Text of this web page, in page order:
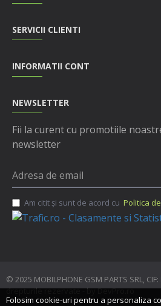
SERVICII CLIENTI
INFORMATII CONT
NEWSLETTER
Fii la curent cu promotiile
newsletter
Am citit şi sunt de acord cu Politica
© 2025 MOBILPHONE GSM PARTS SRL,
drepturile rezervate - by DevPro.ro
Folosim cookie-uri pentru a personaliza